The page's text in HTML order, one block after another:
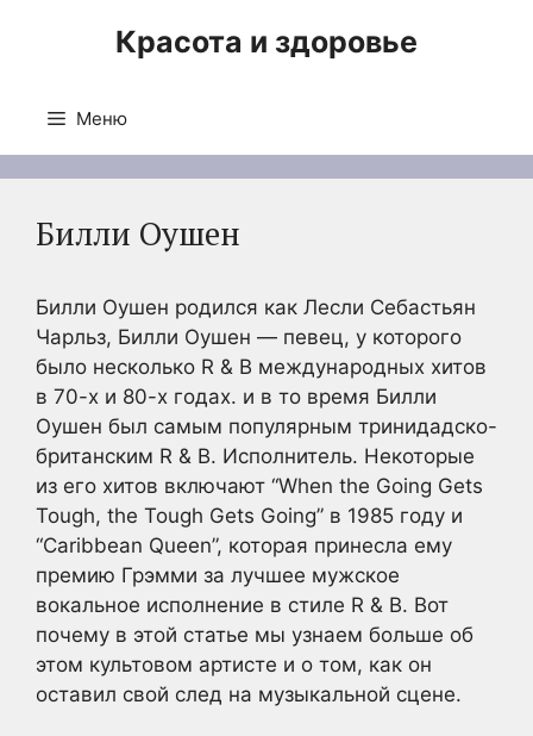
Красота и здоровье
Меню
Билли Оушен
Билли Оушен родился как Лесли Себастьян
Чарльз, Билли Оушен — певец, у которого
было несколько R & B международных хитов
в 70-х и 80-х годах. и в то время Билли
Оушен был самым популярным тринидадско-
британским R & B. Исполнитель. Некоторые
из его хитов включают “When the Going Gets
Tough, the Tough Gets Going” в 1985 году и
“Caribbean Queen”, которая принесла ему
премию Грэмми за лучшее мужское
вокальное исполнение в стиле R & B. Вот
почему в этой статье мы узнаем больше об
этом культовом артисте и о том, как он
оставил свой след на музыкальной сцене.